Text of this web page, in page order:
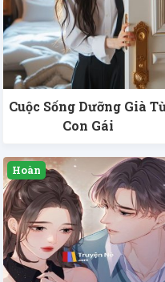
Cuộc Sống Dưỡng Già
Con Gái